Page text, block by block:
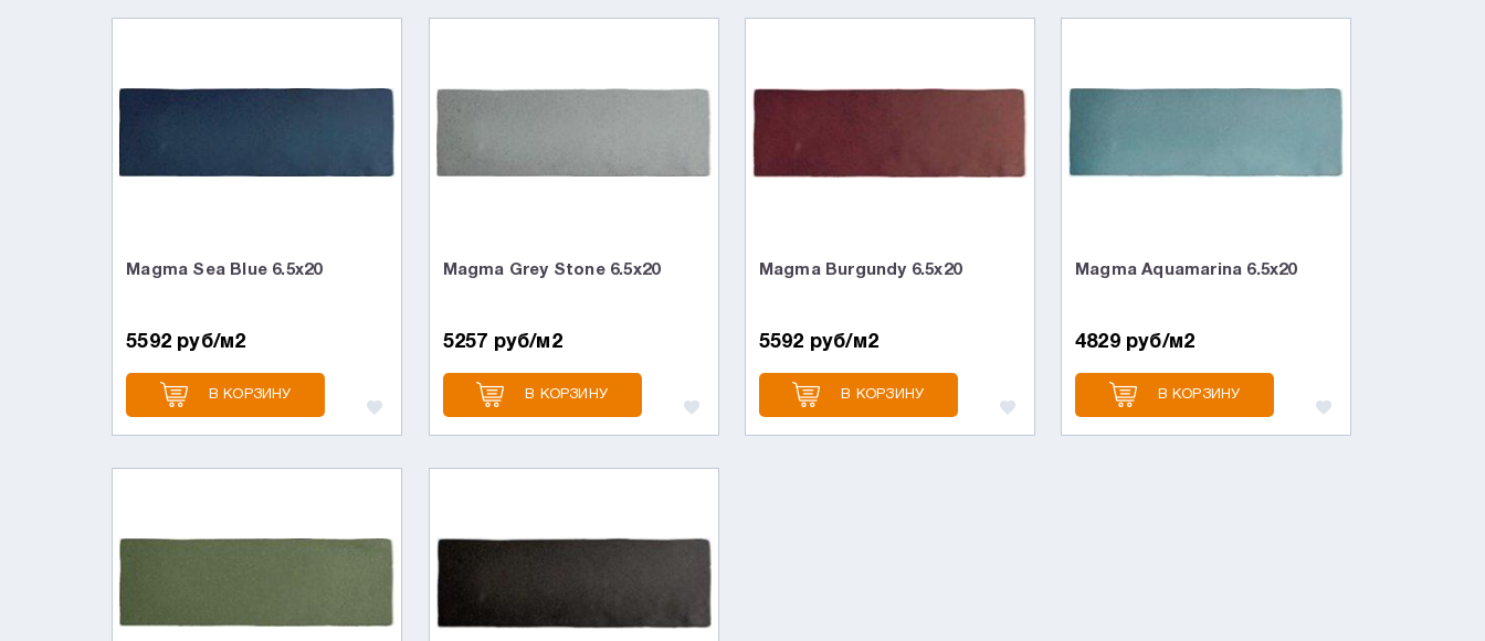
Magma Sea Blue 6.5x20
5592 руб/м2
В КОРЗИНУ
Magma Grey Stone 6.5x20
5257 руб/м2
В КОРЗИНУ
Magma Burgundy 6.5x20
5592 руб/м2
В КОРЗИНУ
Magma Aquamarina 6.5x20
4829 руб/м2
В КОРЗИНУ